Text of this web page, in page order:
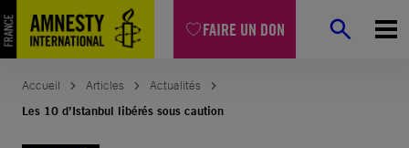
FAIRE UN DON
Aller
au
contenu
Accueil Articles
Actualités
Les 10 d’Istanbul libérés sous caution